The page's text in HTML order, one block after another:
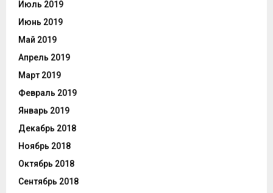
Июль 2019
Июнь 2019
Май 2019
Апрель 2019
Март 2019
Февраль 2019
Январь 2019
Декабрь 2018
Ноябрь 2018
Октябрь 2018
Сентябрь 2018